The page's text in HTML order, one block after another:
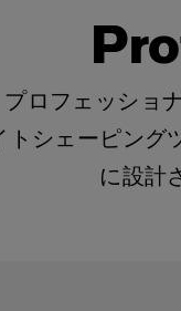
ロフェッショ
トシェーピン
に設計